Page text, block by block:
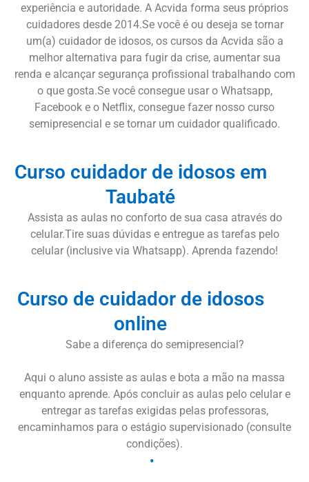
experiência e autoridade. A Acvida forma seus próprios
cuidadores desde 2014.Se você é ou deseja se tornar
um(a) cuidador de idosos, os cursos da Acvida são a
melhor alternativa para fugir da crise, aumentar sua
renda e alcançar segurança profissional trabalhando com
o que gosta.Se você consegue usar o Whatsapp,
Facebook e o Netflix, consegue fazer nosso curso
semipresencial e se tornar um cuidador qualificado.
Curso cuidador de idosos em
Taubaté
Assista as aulas no conforto de sua casa através do
celular.Tire suas dúvidas e entregue as tarefas pelo
celular (inclusive via Whatsapp). Aprenda fazendo!
Curso de cuidador de idosos
online
Sabe a diferença do semipresencial?
Aqui o aluno assiste as aulas e bota a mão na massa
enquanto aprende. Após concluir as aulas pelo celular e
entregar as tarefas exigidas pelas professoras,
encaminhamos para o estágio supervisionado (consulte
condições).